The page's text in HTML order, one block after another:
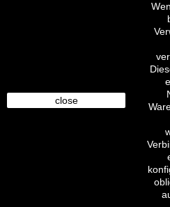
close
© 2016-2026 arte/grossé. Tous droits